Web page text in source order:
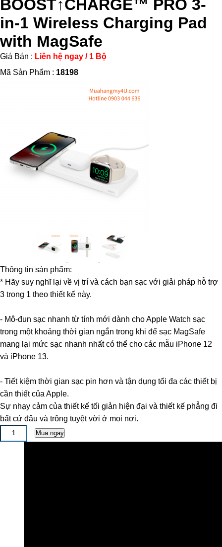
BOOST↑CHARGE™ PRO 3-
in-1 Wireless Charging Pad
with MagSafe
Giá Bán : Liên hệ ngay / 1 Bộ
Mã Sản Phẩm : 18198
Thông tin sản phẩm:
* Hãy suy nghĩ lại về vị trí và cách bạn sạc với giải pháp hỗ trợ
3 trong 1 theo thiết kế này.
- Mô-đun sạc nhanh từ tính mới dành cho Apple Watch sạc
trong một khoảng thời gian ngắn trong khi đế sạc MagSafe
mang lại mức sạc nhanh nhất có thể cho các mẫu iPhone 12
và iPhone 13.
- Tiết kiệm thời gian sạc pin hơn và tận dụng tối đa các thiết bị
cần thiết của Apple.
Sự nhạy cảm của thiết kế tối giản hiện đại và thiết kế phẳng đi
bất cứ đâu và trông tuyệt vời ở mọi nơi.